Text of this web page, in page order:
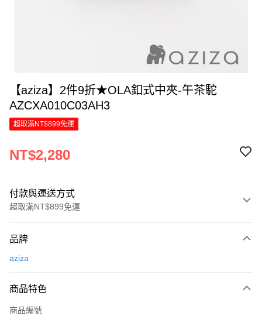
【aziza】2件9折★OLA釦式中夾-午茶駝
AZCXA010C03AH3
超取滿NT$899免運
NT$2,280
付款與運送方式
超取滿NT$899免運
信用卡一次付款
Apple Pay
街口支付
品牌
aziza
商品特色
商品編號